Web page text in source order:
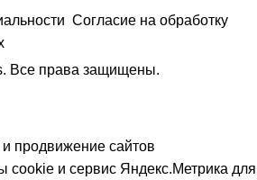
Согласие на обработку
Все права защищены.
продвижение сайтов
и сервис Яндекс.Метрика для